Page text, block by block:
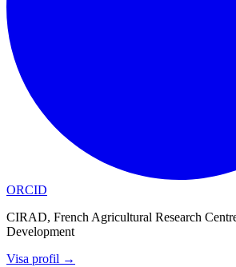
ORCID
CIRAD, French Agricultural Research
Development
Visa profil →